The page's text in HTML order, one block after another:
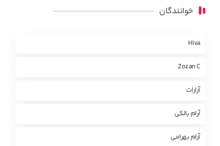
محمد جزا
چاو من
خوانندگان
Hiva
Zozan C
آرارات
آرام بالکی
آرام بهرامی